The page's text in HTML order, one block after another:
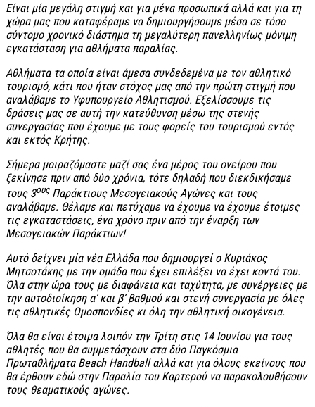
Είναι μία μεγάλη στιγμή και για μένα προσωπικά αλλά και για τη
χώρα μας που καταφέραμε να δημιουργήσουμε μέσα σε τόσο
σύντομο χρονικό διάστημα τη μεγαλύτερη πανελληνίως μόνιμη
εγκατάσταση για αθλήματα παραλίας.
Αθλήματα τα οποία είναι άμεσα συνδεδεμένα με τον αθλητικό
τουρισμό, κάτι που ήταν στόχος μας από την πρώτη στιγμή που
αναλάβαμε το Υφυπουργείο Αθλητισμού. Εξελίσσουμε τις
δράσεις μας σε αυτή την κατεύθυνση μέσω της στενής
συνεργασίας που έχουμε με τους φορείς του τουρισμού εντός
και εκτός Κρήτης.
Σήμερα μοιραζόμαστε μαζί σας ένα μέρος του ονείρου που
ξεκίνησε πριν από δύο χρόνια, τότε δηλαδή που διεκδικήσαμε
τους 3ουςΠαράκτιους Μεσογειακούς Αγώνες και τους
αναλάβαμε. Θέλαμε και πετύχαμε να έχουμε να έχουμε έτοιμες
τις εγκαταστάσεις, ένα χρόνο πριν από την έναρξη των
Μεσογειακών Παράκτιων!
Αυτό δείχνει μία νέα Ελλάδα που δημιουργεί ο Κυριάκος
Μητσοτάκης με την ομάδα που έχει επιλέξει να έχει κοντά του.
Όλα στην ώρα τους με διαφάνεια και ταχύτητα, με συνέργειες με
την αυτοδιοίκηση α’ και β’ βαθμού και στενή συνεργασία με όλες
τις αθλητικές Ομοσπονδίες κι όλη την αθλητική οικογένεια.
Όλα θα είναι έτοιμα λοιπόν την Τρίτη στις 14 Ιουνίου για τους
αθλητές που θα συμμετάσχουν στα δύο Παγκόσμια
Πρωταθλήματα Beach Handball αλλά και για όλους εκείνους που
θα έρθουν εδώ στην Παραλία του Καρτερού να παρακολουθήσουν
τους θεαματικούς αγώνες.